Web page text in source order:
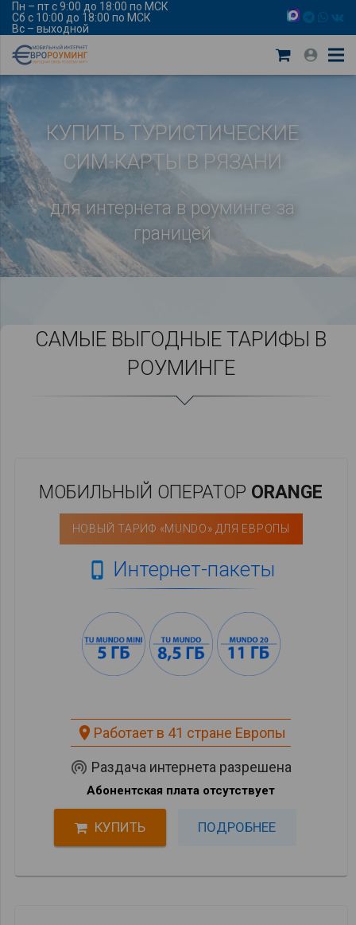
Пн – пт с 9:00 до 18:00 по МСК
Сб с 10:00 до 18:00 по МСК
Вс – выходной
КУПИТЬ ТУРИСТИЧЕСКИЕ
СИМ-КАРТЫ В РЯЗАНИ
для интернета в роуминге за
границей
САМЫЕ ВЫГОДНЫЕ ТАРИФЫ В
РОУМИНГЕ
МОБИЛЬНЫЙ ОПЕРАТОР ORANGE
НОВЫЙ ТАРИФ «MUNDO» ДЛЯ ЕВРОПЫ
 Интернет-пакеты
place Работает в 41 стране Европы
wifi_tethering Раздача интернета разрешена
Абонентская плата отсутствует
КУПИТЬ ПОДРОБНЕЕ